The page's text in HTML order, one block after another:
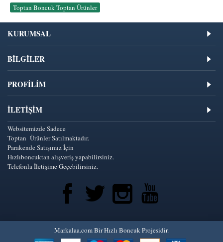
Toptan Boncuk Toptan Ürünler
KURUMSAL
BİLGİLER
PROFİLİM
İLETIŞIM
Websitemizde Sadece
Toptan Ürünler Satılmaktadır.
Parakende Satışımız İçin
Hızlıboncuktan alışveriş yapabilirsiniz.
Telefonla İletişime Geçebilirsiniz.
Markalaa.com Bir Hızlı Boncuk Projesidir.